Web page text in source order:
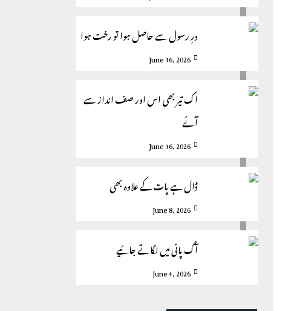
درِ رسول سے حاصل ہوا تو رخت ہوا
June 16, 2026
اک تیر بھی اس اور صف انداز سے
آئے
June 16, 2026
ڈال ہے پات کے علاوہ بھی
June 8, 2026
آگ پانی میں لگاتے جائیے
June 4, 2026